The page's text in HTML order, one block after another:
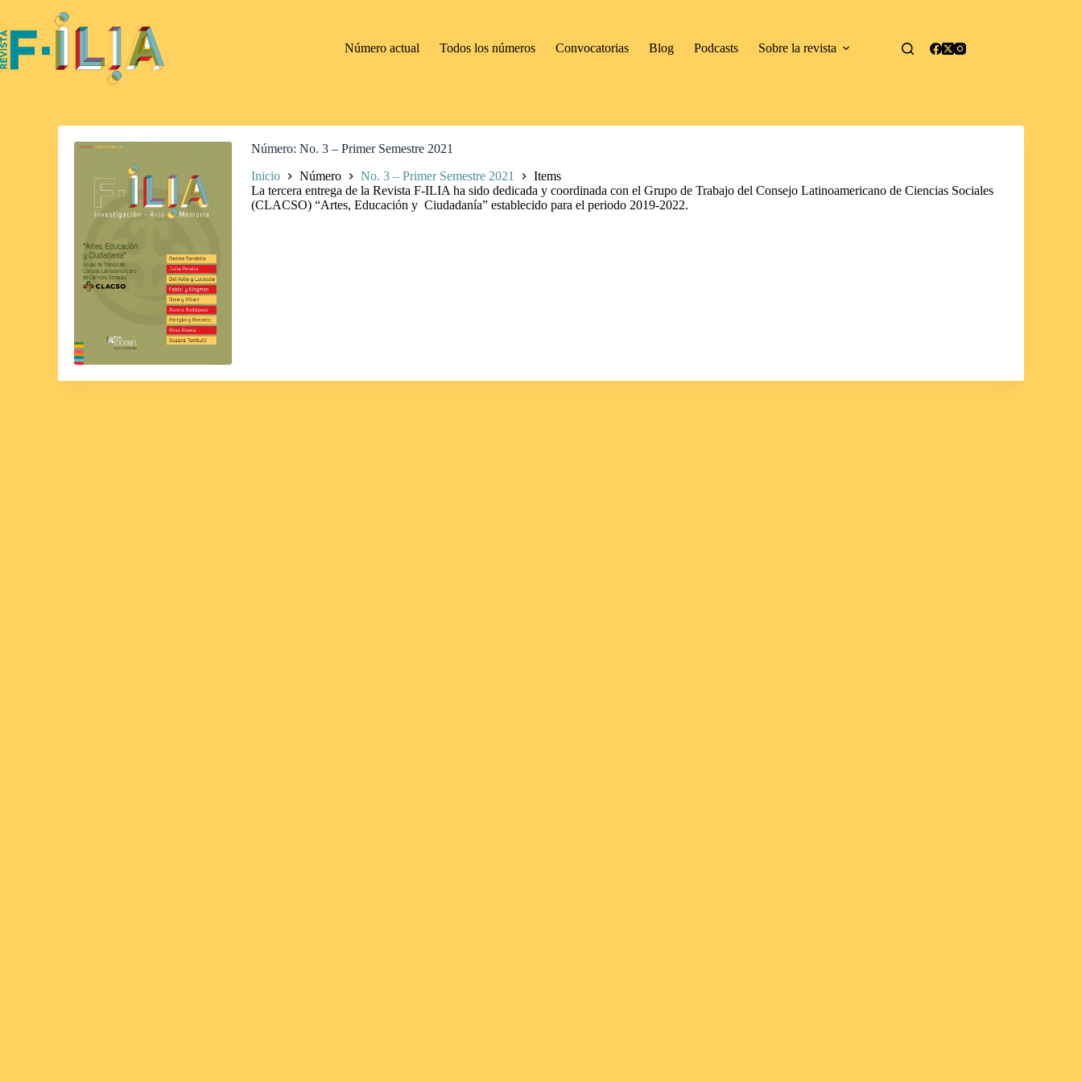
contenido
Número actual
Todos los números Convocatorias Blog Podcasts Sobre la revista
Número No. 3 – Primer Semestre 2021
Inicio Número No. 3 – Primer Semestre 2021
Items
La tercera entrega de la Revista F-ILIA ha sido dedicada y coordinada con el Grupo de Trabajo del Consejo Latinoamericano de Ciencias Sociales
(CLACSO) “Artes, Educación y Ciudadanía” establecido para el periodo 2019-2022.